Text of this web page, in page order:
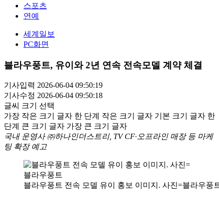
스포츠
연예
세계일보
PC화면
블라우풍트, 유이와 2년 연속 전속모델 계약 체결
기사입력 2026-06-04 09:50:19
기사수정 2026-06-04 09:50:18
글씨 크기 선택
가장 작은 크기 글자 한 단계 작은 크기 글자 기본 크기 글자 한
단계 큰 크기 글자 가장 큰 크기 글자
국내 운영사 ㈜하나인더스트리, TV CF·오프라인 매장 등 마케
팅 확장 예고
블라우풍트 전속 모델 유이 홍보 이미지. 사진=블라우풍